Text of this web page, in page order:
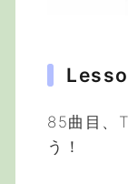
85曲目、
う！